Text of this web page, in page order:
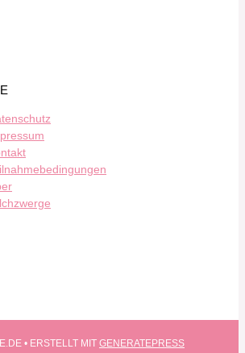
• ERSTELLT MIT GENERATEPRESS